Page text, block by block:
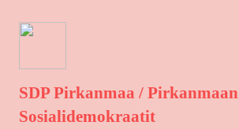
SDP Pirkanmaa / Pirkanmaan
Sosialidemokraatit